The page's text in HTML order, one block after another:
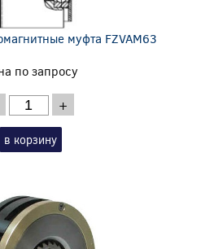
муфта FZVAM63
по запросу
+
в корзину